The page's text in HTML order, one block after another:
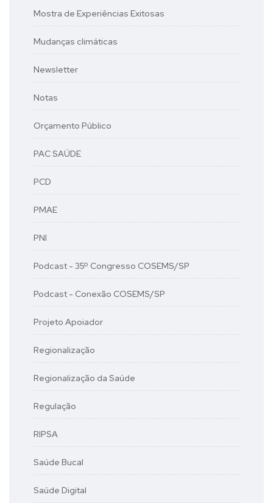
Mostra de Experiências Exitosas
Mudanças climáticas
Newsletter
Notas
Orçamento Público
PAC SAÚDE
PCD
PMAE
PNI
Podcast - 35º Congresso COSEMS/SP
Podcast - Conexão COSEMS/SP
Projeto Apoiador
Regionalização
Regionalização da Saúde
Regulação
RIPSA
Saúde Bucal
Saúde Digital